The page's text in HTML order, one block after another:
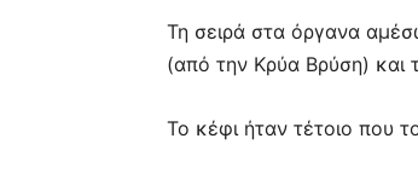
Τη σειρά στα όργανα
(από την Κρύα Βρύση) και
Το κέφι ήταν τέτοιο που